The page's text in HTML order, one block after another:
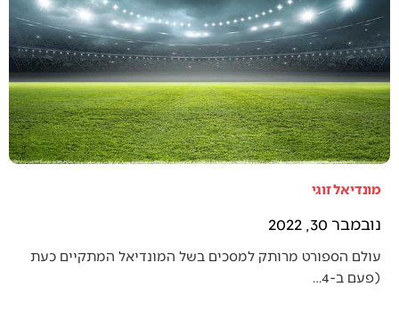
מונדיאל זוגי
נובמבר 30, 2022
עולם הספורט מרותק למסכים בשל המונדיאל המתקיים כעת
(פעם ב-4…